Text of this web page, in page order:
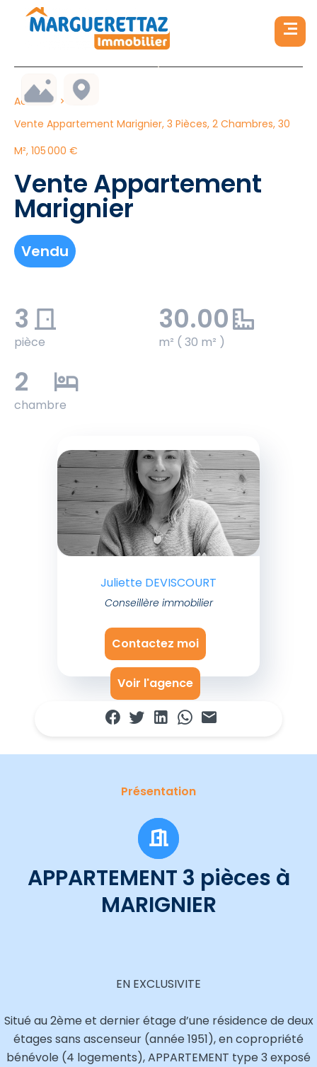
Accueil
Vente Appartement Marignier, 3 Pièces, 2 Chambres, 30
M², 105 000 €
Vente Appartement
Marignier
Vendu
3
pièce
30.00
m² ( 30 m² )
2
chambre
Juliette DEVISCOURT
Conseillère immobilier
Contactez moi
Voir l'agence
Présentation
APPARTEMENT 3 pièces à
MARIGNIER
EN EXCLUSIVITE
Situé au 2ème et dernier étage d’une résidence de deux
étages sans ascenseur (année 1951), en copropriété
bénévole (4 logements), APPARTEMENT type 3 exposé